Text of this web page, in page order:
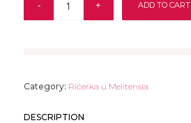
ADD TO CART
Category: Riċerka u Melitensia
DESCRIPTION